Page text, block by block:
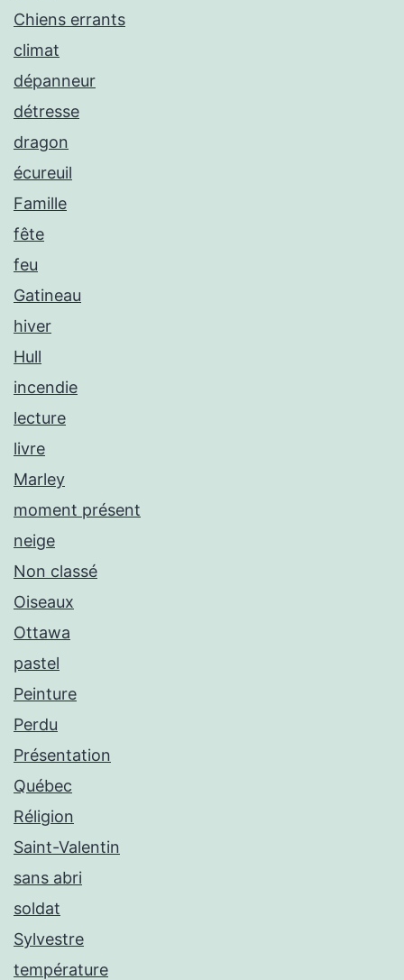
Chiens errants
climat
dépanneur
détresse
dragon
écureuil
Famille
fête
feu
Gatineau
hiver
Hull
incendie
lecture
livre
Marley
moment présent
neige
Non classé
Oiseaux
Ottawa
pastel
Peinture
Perdu
Présentation
Québec
Réligion
Saint-Valentin
sans abri
soldat
Sylvestre
température